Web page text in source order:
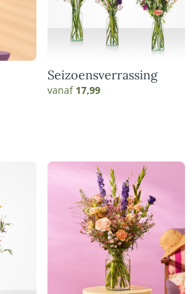
Seizoensverrassing
vanaf 17,99